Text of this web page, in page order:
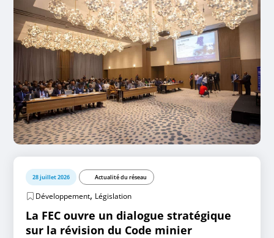
28 juillet 2026 Actualité du réseau
Développement, Législation
La FEC ouvre un dialogue stratégique
sur la révision du Code minier